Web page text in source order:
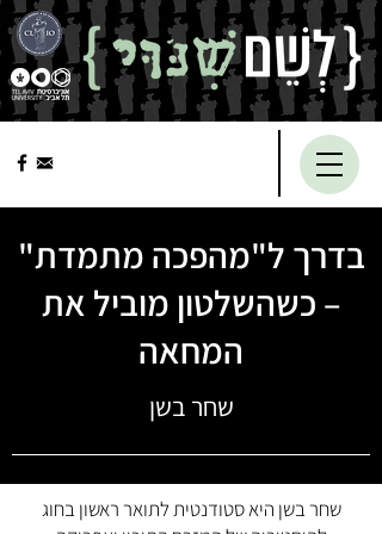
בדרך ל"מהפכה מתמדת"
– כשהשלטון מוביל את
המחאה
שחר בשן
שחר בשן היא סטודנטית לתואר ראשון בחוג